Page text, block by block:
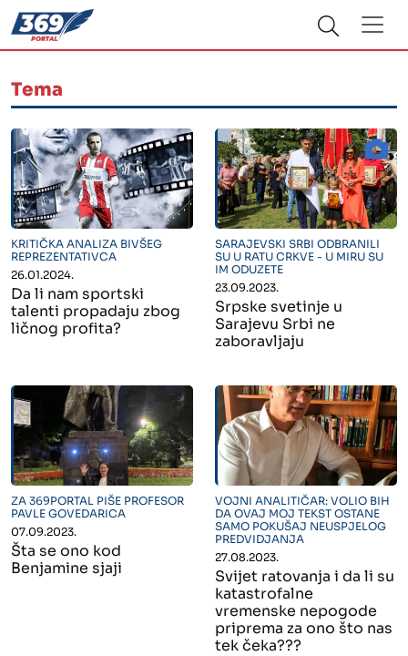
Tema
" alt="">
KRITIČKA ANALIZA BIVŠEG
REPREZENTATIVCA
26.01.2024.
Da li nam sportski
talenti propadaju zbog
ličnog profita?
" alt="">
SARAJEVSKI SRBI ODBRANILI
SU U RATU CRKVE - U MIRU SU
IM ODUZETE
23.09.2023.
Srpske svetinje u
Sarajevu Srbi ne
zaboravljaju
" alt="">
ZA 369PORTAL PIŠE PROFESOR
PAVLE GOVEDARICA
07.09.2023.
Šta se ono kod
Benjamine sjaji
" alt="">
VOJNI ANALITIČAR: VOLIO BIH
DA OVAJ MOJ TEKST OSTANE
SAMO POKUŠAJ NEUSPJELOG
PREDVIDJANJA
27.08.2023.
Svijet ratovanja i da li su
katastrofalne
vremenske nepogode
priprema za ono što nas
tek čeka???